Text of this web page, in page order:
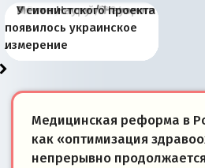
Киевская марионетка
Запада рассказала о
«переобувании» хозяев
В России назрели
перемены: 15 шагов к
суверенной экономике
Миграционный пожар
Европы
Россия начинает
сбрасывать балласт
Анкориджа
Россия зимой 1904
года: первые уступки во
внутренней политике
Русская нация вчера и
сегодня
Почему правый крах в
Варшаве не поможет её
отношениям с Россией?
Место Науру / Науэро в
современной истории
Южной Осетии
У сионистского проекта
появилось украинское
измерение
Медицинская реформа в
как «оптимизация
непрерывно